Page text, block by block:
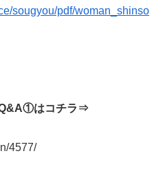
sougyou/pdf/woman_shinso
Q&A①はコチラ⇒
4577/